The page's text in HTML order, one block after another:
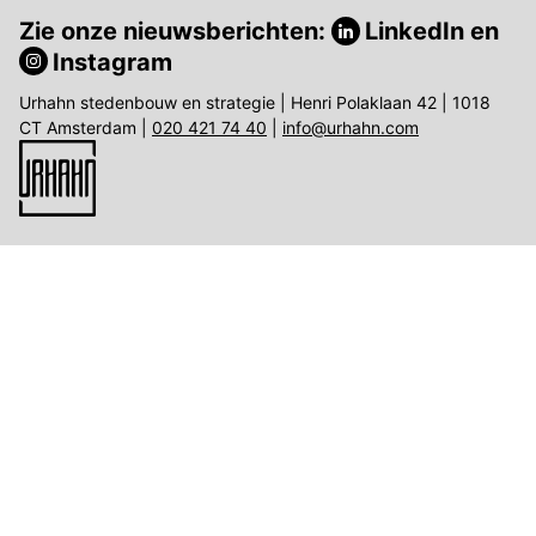
Zie onze nieuwsberichten: LinkedIn en
Instagram
Urhahn stedenbouw en strategie | Henri Polaklaan 42 | 1018
CT Amsterdam | 020 421 74 40 info@urhahn.com